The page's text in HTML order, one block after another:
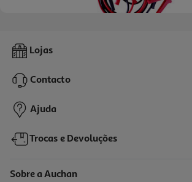
Cabo De Bateria Auchan 25mm2 3.5m 350a
23,85 €
Lojas
Contacto
Ajuda
Trocas e Devoluções
Sobre a Auchan